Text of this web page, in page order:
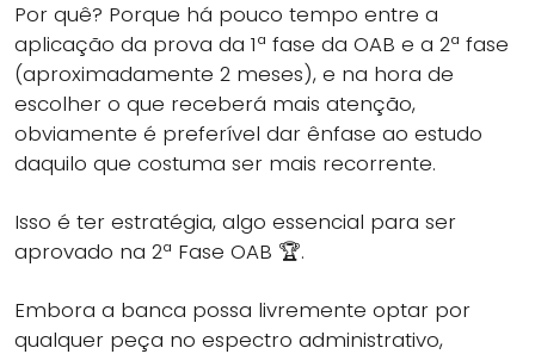
Por quê? Porque há pouco tempo entre a
aplicação da prova da 1ª fase da OAB e a 2ª fase
(aproximadamente 2 meses), e na hora de
escolher o que receberá mais atenção,
obviamente é preferível dar ênfase ao estudo
daquilo que costuma ser mais recorrente.
Isso é ter estratégia, algo essencial para ser
aprovado na 2ª Fase OAB 🏆.
Embora a banca possa livremente optar por
qualquer peça no espectro administrativo,